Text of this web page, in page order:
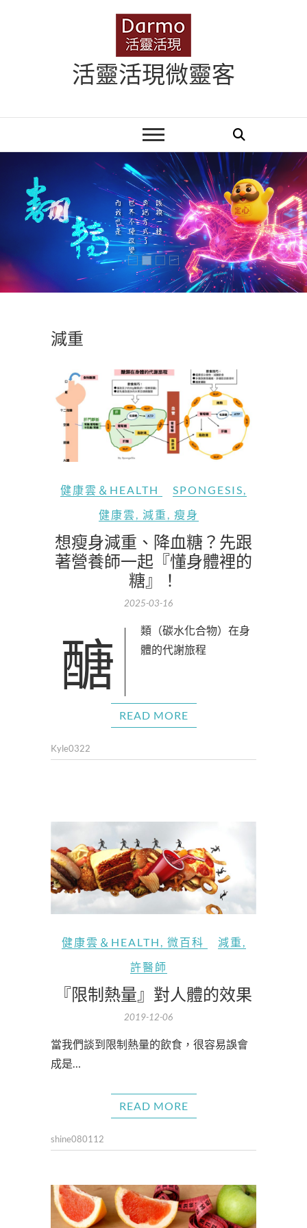
活靈活現微靈客
減重
健康雲＆HEALTH SPONGESIS
健康雲
減重 瘦身
想瘦身減重、降血糖？先跟
著營養師一起『懂身體裡的
糖』！
2025-03-16
醣類（碳水化合物）在身 體的代謝旅程
READ MORE
Kyle0322
健康雲＆HEALTH 微百科 減重
許醫師
『限制熱量』對人體的效果
2019-12-06
當我們談到限制熱量的飲食，很容易誤會
成是…
READ MORE
shine080112